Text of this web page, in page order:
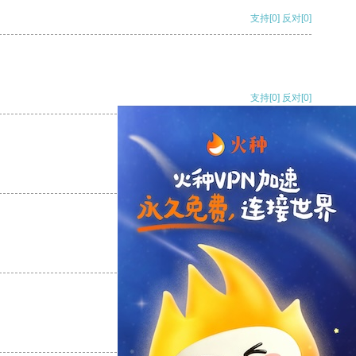
支持[0] 反对[0]
支持[0] 反对[0]
支持[0] 反对
支持
反对 [0]